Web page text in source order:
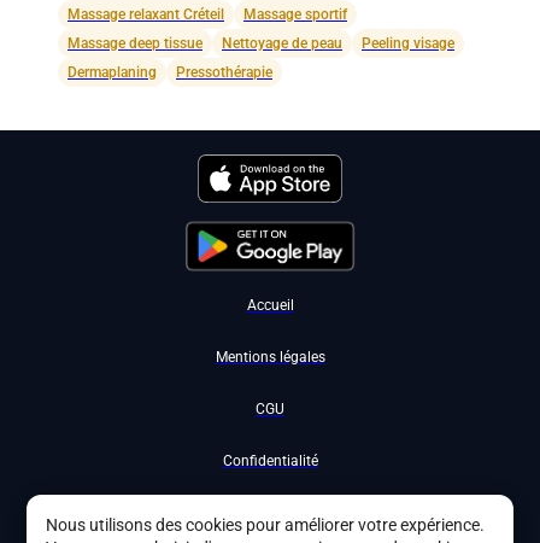
Massage relaxant Créteil
Massage sportif
Massage deep tissue
Nettoyage de peau
Peeling visage
Dermaplaning
Pressothérapie
Accueil
Mentions légales
CGU
Confidentialité
Nous utilisons des cookies pour améliorer votre expérience.